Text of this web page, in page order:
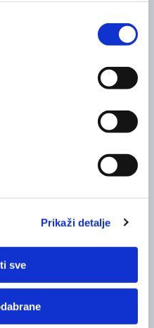
Prikaži detalje
sve